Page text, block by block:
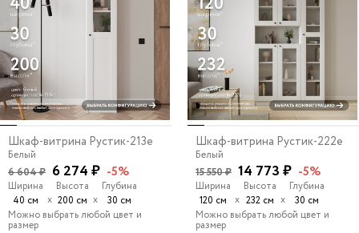
Шкаф-витрина Рустик-213e
Белый
6 604 ₽ 6 274 ₽ -5%
Ширина
40 см
х
Высота
200 см х
Глубина
30 см
Можно выбрать любой цвет и
размер
Шкаф-витрина Рустик-222e
Белый
15 550 ₽ 14 773 ₽ -5%
Ширина
120 см
х
Высота
232 см х
Глубина
30 см
Можно выбрать любой цвет и
размер